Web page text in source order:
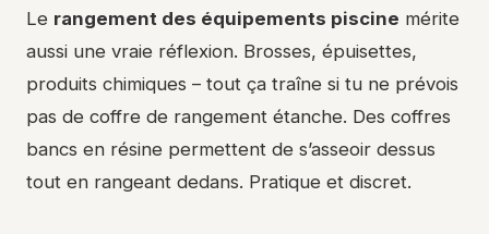
Le rangement des équipements piscine mérite
aussi une vraie réflexion. Brosses, épuisettes,
produits chimiques – tout ça traîne si tu ne prévois
pas de coffre de rangement étanche. Des coffres
bancs en résine permettent de s’asseoir dessus
tout en rangeant dedans. Pratique et discret.